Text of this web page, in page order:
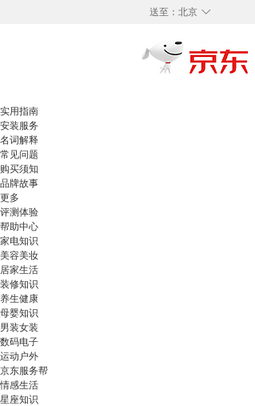
◇
送至： 北京
实用指南
安装服务
名词解释
常见问题
购买须知
品牌故事
更多
评测体验
帮助中心
家电知识
美容美妆
居家生活
装修知识
养生健康
母婴知识
男装女装
数码电子
运动户外
京东服务帮
情感生活
星座知识